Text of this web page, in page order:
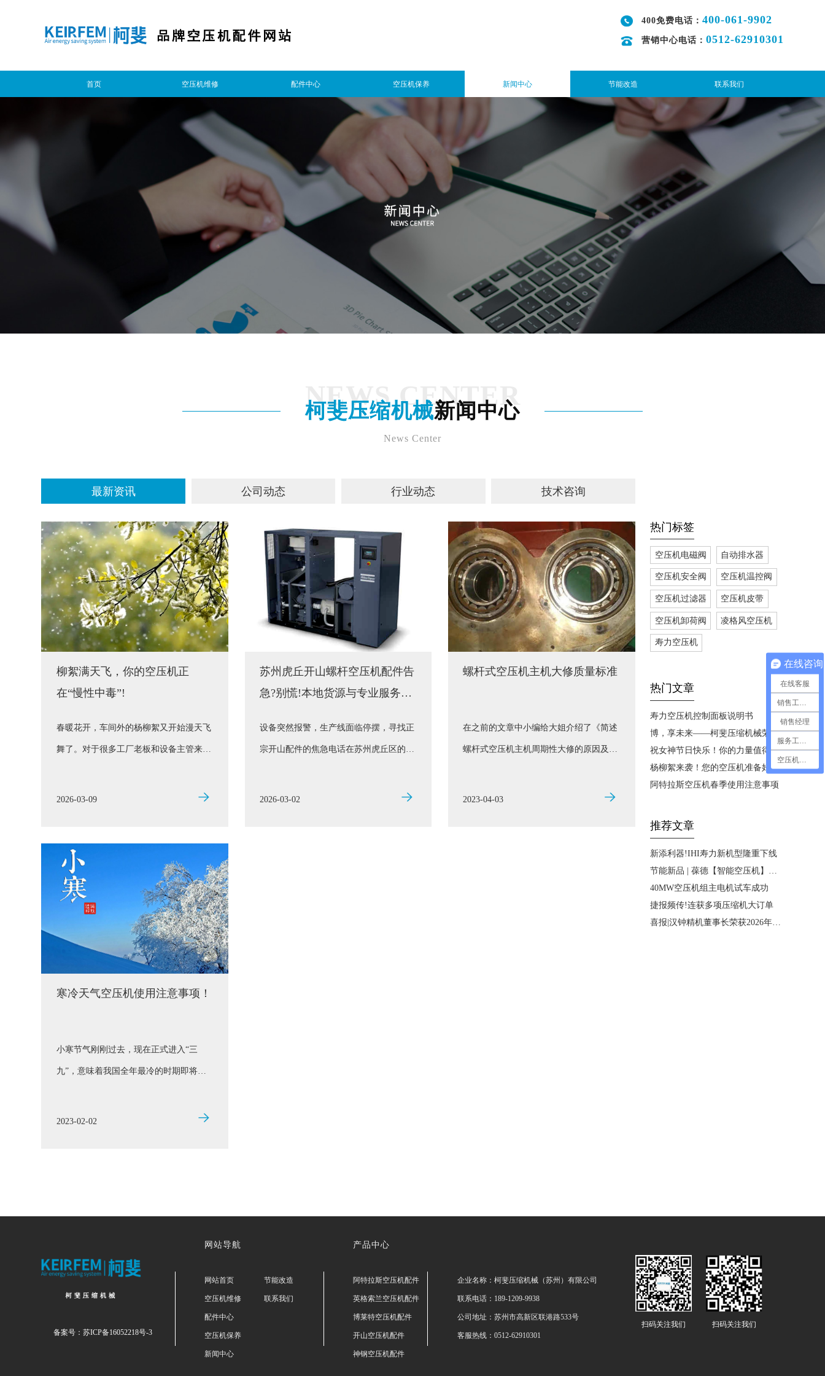
400免费电话： 400-061-9902
营销中心电话： 0512-62910301
首页 空压机维修 配件中心 空压机保养 新闻中心 节能改造 联系我们
NEWS CENTER
柯斐压缩机械新闻中心
News Center
最新资讯 公司动态 行业动态 技术咨询
柳絮满天飞，你的空压机正
在“慢性中毒”!
春暖花开，车间外的杨柳絮又开始漫天飞
舞了。对于很多工厂老板和设备主管来
在的烦恼——您车间里那台价值不菲的螺
2026-03-09
苏州虎丘开山螺杆空压机配件告
急?别慌!本地货源与专业服务全
设备突然报警，生产线面临停摆，寻找正
宗开山配件的焦急电话在苏州虎丘区的工
2026-03-02
螺杆式空压机主机大修质量标准
在之前的文章中小编给大姐介绍了《简述
螺杆式空压机主机周期性大修的原因及必
又有哪些标准可以供我们检查其是否是检
2023-04-03
寒冷天气空压机使用注意事项！
小寒节气刚刚过去，现在正式进入“三
九”，意味着我国全年最冷的时期即将到
战，因为随着气温的逐渐降低，如果空压
2023-02-02
热门标签
空压机电磁阀 自动排水器
空压机安全阀 空压机温控阀
空压机过滤器 空压机皮带
空压机卸荷阀 凌格风空压机
寿力空压机
热门文章
寿力空压机控制面板说明书
博，享未来——柯斐压缩机械荣获2022年博莱特优秀代理商
祝女神节日快乐！你的力量值得被看到
​杨柳絮来袭！您的空压机准备好了吗?
阿特拉斯空压机春季使用注意事项
推荐文章
新添利器!IHI寿力新机型隆重下线
40MW空压机组主电机试车成功
捷报频传!连获多项压缩机大订单
备案号：苏ICP备16052218号-3
网站导航
网站首页 节能改造
空压机维修 联系我们
配件中心
空压机保养
新闻中心
产品中心
阿特拉斯空压机配件
英格索兰空压机配件
博莱特空压机配件
开山空压机配件
神钢空压机配件
企业名称：柯斐压缩机械（苏州）有限公司
联系电话：189-1209-9938
公司地址：苏州市高新区联港路533号
客服热线：0512-62910301
扫码关注我们 扫码关注我们
在线咨询
在线客服
销售经理